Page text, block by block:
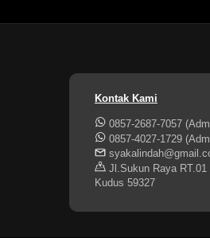
Kontak Kami
0857-2687-7057
0857-4027-1729
Jl.Sukun Raya
Kudus 59327